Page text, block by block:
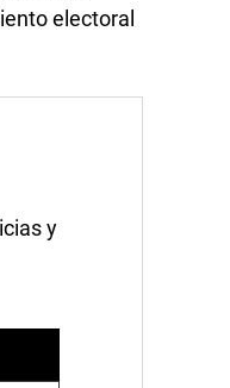
electoral
y